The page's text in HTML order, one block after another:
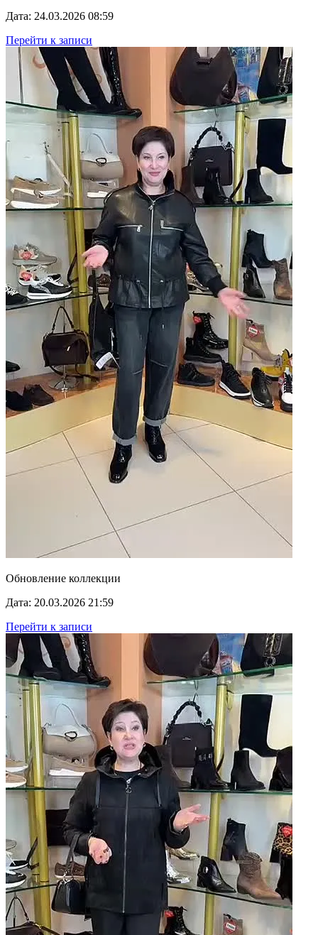
Дата: 24.03.2026 08:59
Перейти к записи
Обновление коллекции
Дата: 20.03.2026 21:59
Перейти к записи